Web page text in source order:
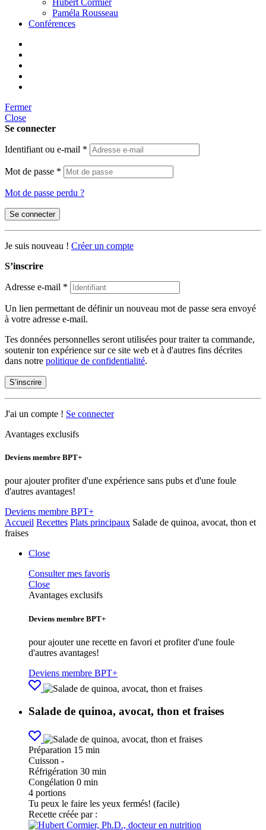
Hubert Cormier
Paméla Rousseau
Conférences
Fermer
Close
Se connecter
Identifiant ou e-mail *
Mot de passe *
Mot de passe perdu ?
Se connecter
Je suis nouveau ! Créer un compte
S’inscrire
Adresse e-mail *
Un lien permettant de définir un nouveau mot de passe sera envoyé
à votre adresse e-mail.
Tes données personnelles seront utilisées pour traiter ta commande,
soutenir ton expérience sur ce site web et à d'autres fins décrites
dans notre politique de confidentialité.
S’inscrire
J'ai un compte ! Se connecter
Avantages exclusifs
Deviens membre BPT+
pour ajouter profiter d'une expérience sans pubs et d'une foule
d'autres avantages!
Deviens membre BPT+
Accueil Recettes Plats principaux Salade de quinoa, avocat, thon et
fraises
Close
Consulter mes favoris
Close
Avantages exclusifs
Deviens membre BPT+
pour ajouter une recette en favori et profiter d'une foule
d'autres avantages!
Deviens membre BPT+
Salade de quinoa, avocat, thon et fraises
Préparation 15 min
Cuisson -
Réfrigération 30 min
Congélation 0 min
4 portions
Tu peux le faire les yeux fermés! (facile)
Recette créée par :